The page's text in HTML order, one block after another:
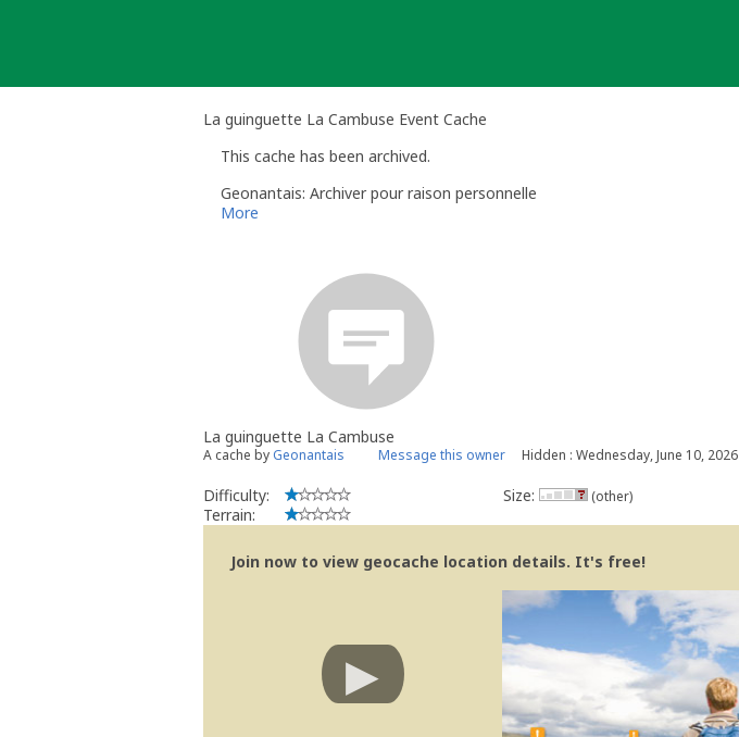
La guinguette La Cambuse Event Cache
This cache has been archived.
Geonantais: Archiver pour raison personnelle
More
La guinguette La Cambuse
A cache by Geonantais Message this owner Hidden : Wednesday, June 10, 2026
Difficulty:
Terrain:
Size: (other)
Join now to view geocache location details. It's free!